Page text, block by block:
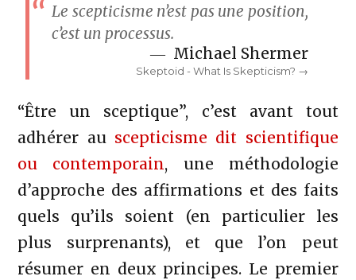
Le scepticisme n’est pas une position,
c’est un processus.
Michael Shermer
Skeptoid - What Is Skepticism?
“Être un sceptique”, c’est avant tout
adhérer au scepticisme dit scientifique
ou contemporain, une méthodologie
d’approche des affirmations et des faits
quels qu’ils soient (en particulier les
plus surprenants), et que l’on peut
résumer en deux principes. Le premier